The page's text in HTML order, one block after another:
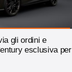
gli ordini e
esclusiva per